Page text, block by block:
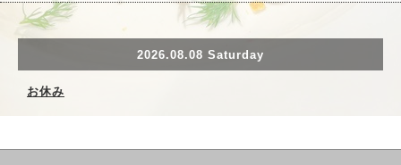
2026.08.08 Saturday
お休み